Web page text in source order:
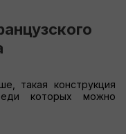
такая конструкция
которых можно